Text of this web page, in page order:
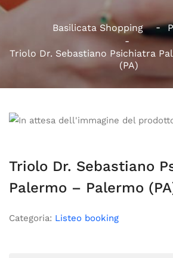
Basilicata Shopping
Triolo Dr. Sebastiano Psichiatra
(PA)
Triolo Dr. Sebastiano
Palermo – Palermo
Categoria: Listeo booking